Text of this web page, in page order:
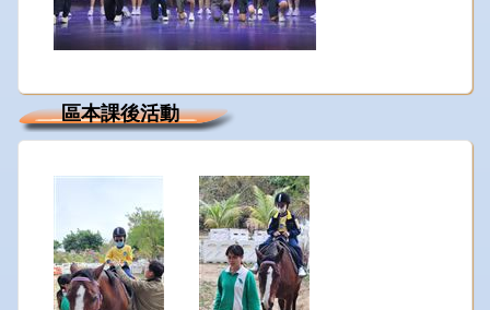
區本課後活動